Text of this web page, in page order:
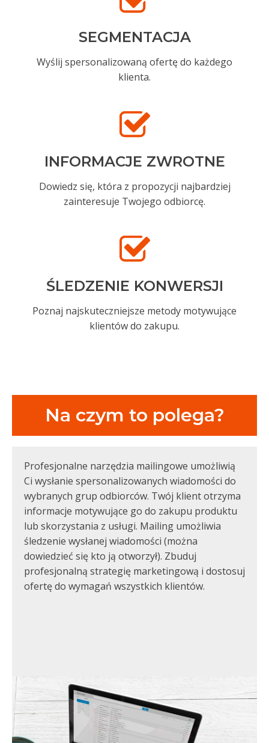
SEGMENTACJA
Wyślij spersonalizowaną ofertę do każdego
klienta.
INFORMACJE ZWROTNE
Dowiedz się, która z propozycji najbardziej
zainteresuje Twojego odbiorcę.
ŚLEDZENIE KONWERSJI
Poznaj najskuteczniejsze metody motywujące
klientów do zakupu.
Na czym to polega?
Profesjonalne narzędzia mailingowe umożliwią
Ci wysłanie spersonalizowanych wiadomości do
wybranych grup odbiorców. Twój klient otrzyma
informacje motywujące go do zakupu produktu
lub skorzystania z usługi. Mailing umożliwia
śledzenie wysłanej wiadomości (można
dowiedzieć się kto ją otworzył). Zbuduj
profesjonalną strategię marketingową i dostosuj
ofertę do wymagań wszystkich klientów.